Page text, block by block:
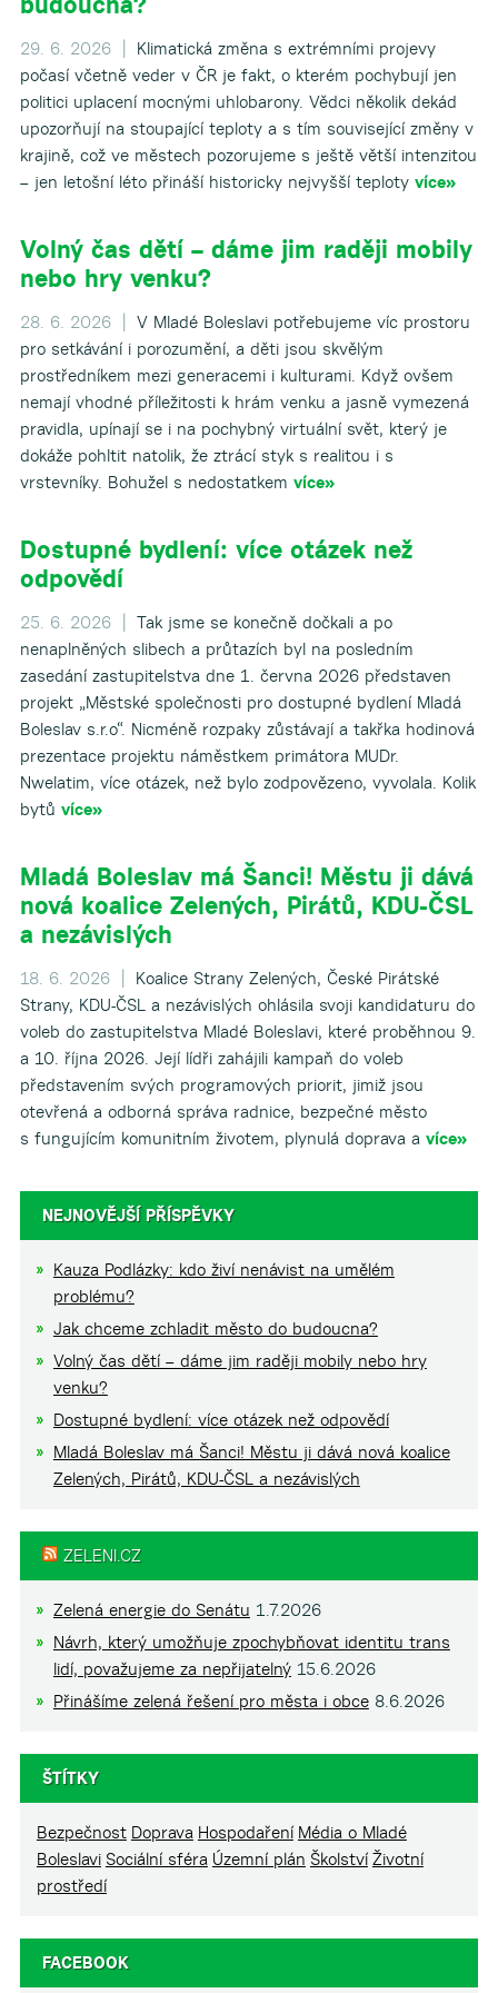
29. 6. 2026 |
Klimatická změna s extrémními projevy
počasí včetně veder v ČR je fakt, o kterém pochybují jen
politici uplacení mocnými uhlobarony. Vědci několik dekád
upozorňují na stoupající teploty a s tím související změny v
krajině, což ve městech pozorujeme s ještě větší intenzitou
– jen letošní léto přináší historicky nejvyšší teploty více»
Volný čas dětí – dáme jim raději mobily
nebo hry venku?
28. 6. 2026 |
V Mladé Boleslavi potřebujeme víc prostoru
pro setkávání i porozumění, a děti jsou skvělým
prostředníkem mezi generacemi i kulturami. Když ovšem
nemají vhodné příležitosti k hrám venku a jasně vymezená
pravidla, upínají se i na pochybný virtuální svět, který je
dokáže pohltit natolik, že ztrácí styk s realitou i s
vrstevníky. Bohužel s nedostatkem více»
Dostupné bydlení: více otázek než
odpovědí
25. 6. 2026 |
Tak jsme se konečně dočkali a po
nenaplněných slibech a průtazích byl na posledním
zasedání zastupitelstva dne 1. června 2026 představen
projekt „Městské společnosti pro dostupné bydlení Mladá
Boleslav s.r.o“. Nicméně rozpaky zůstávají a takřka hodinová
prezentace projektu náměstkem primátora MUDr.
Nwelatim, více otázek, než bylo zodpovězeno, vyvolala. Kolik
bytů více»
Mladá Boleslav má Šanci! Městu ji dává
nová koalice Zelených, Pirátů, KDU-ČSL
a nezávislých
18. 6. 2026 |
Koalice Strany Zelených, České Pirátské
Strany, KDU-ČSL a nezávislých ohlásila svoji kandidaturu do
voleb do zastupitelstva Mladé Boleslavi, které proběhnou 9.
a 10. října 2026. Její lídři zahájili kampaň do voleb
představením svých programových priorit, jimiž jsou
otevřená a odborná správa radnice, bezpečné město
s fungujícím komunitním životem, plynulá doprava a více»
NEJNOVĚJŠÍ PŘÍSPĚVKY
Kauza Podlázky: kdo živí nenávist na umělém
problému?
Jak chceme zchladit město do budoucna?
Volný čas dětí – dáme jim raději mobily nebo hry
venku?
Dostupné bydlení: více otázek než odpovědí
Mladá Boleslav má Šanci! Městu ji dává nová koalice
Zelených, Pirátů, KDU-ČSL a nezávislých
ZELENI.CZ
Zelená energie do Senátu 1.7.2026
Návrh, který umožňuje zpochybňovat identitu trans
lidí, považujeme za nepřijatelný 15.6.2026
Přinášíme zelená řešení pro města i obce 8.6.2026
ŠTÍTKY
Bezpečnost Doprava Hospodaření Média o Mladé
Boleslavi Sociální sféra Územní plán Školství Životní
prostředí
FACEBOOK